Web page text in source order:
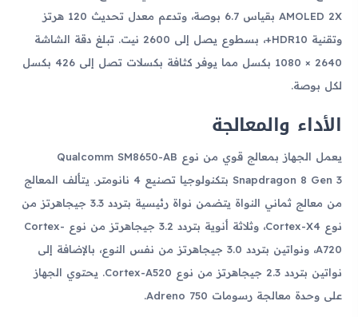
AMOLED 2X بقياس 6.7 بوصة، وتدعم معدل تحديث 120 هرتز
وتقنية HDR10+، بسطوع يصل إلى 2600 نيت. تبلغ دقة الشاشة
2640 × 1080 بكسل مما يوفر كثافة بكسلات تصل إلى 426 بكسل
لكل بوصة.
الأداء والمعالجة
يعمل الجهاز بمعالج قوي من نوع Qualcomm SM8650-AB
Snapdragon 8 Gen 3 بتكنولوجيا تصنيع 4 نانومتر. يتألف المعالج
من معالج ثماني النواة يتضمن نواة رئيسية بتردد 3.3 جيجاهرتز من
نوع Cortex-X4، وثلاثة أنوية بتردد 3.2 جيجاهرتز من نوع Cortex-
A720، ونواتين بتردد 3.0 جيجاهرتز من نفس النوع، بالإضافة إلى
نواتين بتردد 2.3 جيجاهرتز من نوع Cortex-A520. يحتوي الجهاز
على وحدة معالجة رسومات Adreno 750.